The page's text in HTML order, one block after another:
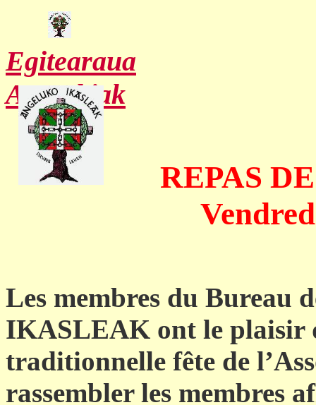
Egitearaua
Argazkiak
REPAS
Les membres du Bureau
IKASLEAK ont le plaisir
traditionnelle fête de
rassembler les membres